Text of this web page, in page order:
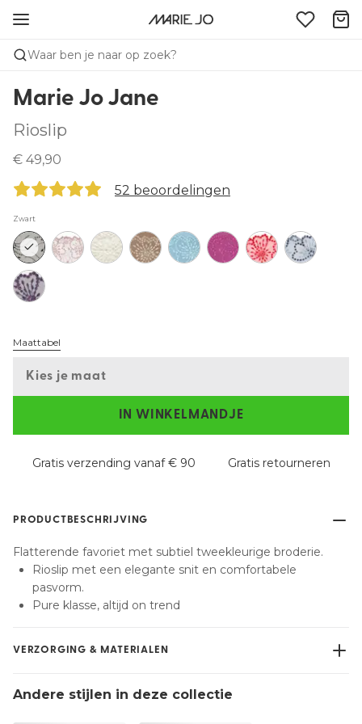
Waar ben je naar op zoek?
Marie Jo Jane
Rioslip
€ 49,90
52 beoordelingen
Zwart
Maattabel
Kies je maat
IN WINKELMANDJE
Gratis verzending vanaf € 90 Gratis retourneren
PRODUCTBESCHRIJVING
Flatterende favoriet met subtiel tweekleurige broderie.
Rioslip met een elegante snit en comfortabele
pasvorm.
Pure klasse, altijd on trend
VERZORGING & MATERIALEN
Geen professionele reiniging
Andere stijlen in deze collectie